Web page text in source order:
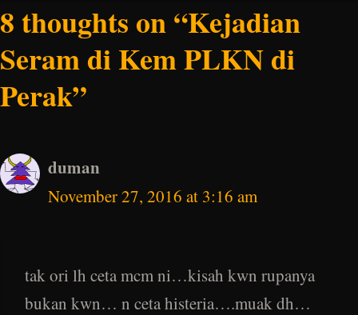
8 thoughts on “Kejadian
Seram di Kem PLKN di
Perak”
duman
November 27, 2016 at 3:16 am
tak ori lh ceta mcm ni…kisah kwn rupanya
bukan kwn… n ceta histeria….muak dh…